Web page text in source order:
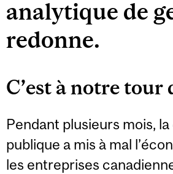
analytique de
redonne.
C’est à notre tour
Pendant plusieurs mois,
publique a mis à mal
les entreprises